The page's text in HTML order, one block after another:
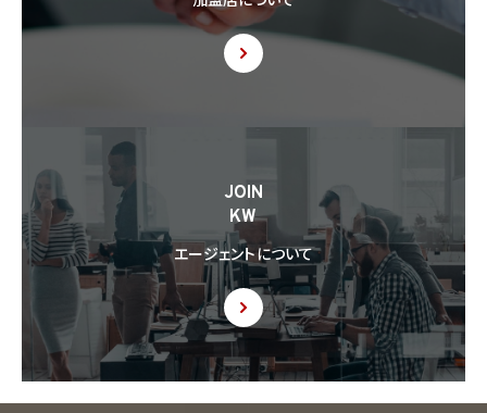
JOIN
KW
エージェントについて